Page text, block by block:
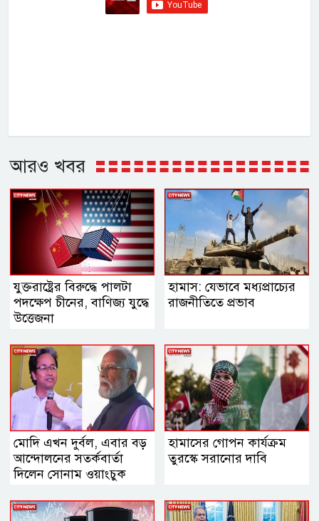
আরও খবর
যুক্তরাষ্ট্রের বিরুদ্ধে পালটা
পদক্ষেপ চীনের, বাণিজ্য যুদ্ধে
‍উত্তেজনা
হামাস: যেভাবে মধ্যপ্রাচ্যের
রাজনীতিতে প্রভাব
মোদি এখন দুর্বল, এবার বড়
আন্দোলনের সতর্কবার্তা
দিলেন সোনাম ওয়াংচুক
হামাসের গোপন কার্যক্রম
তুরস্কে সরানোর দাবি